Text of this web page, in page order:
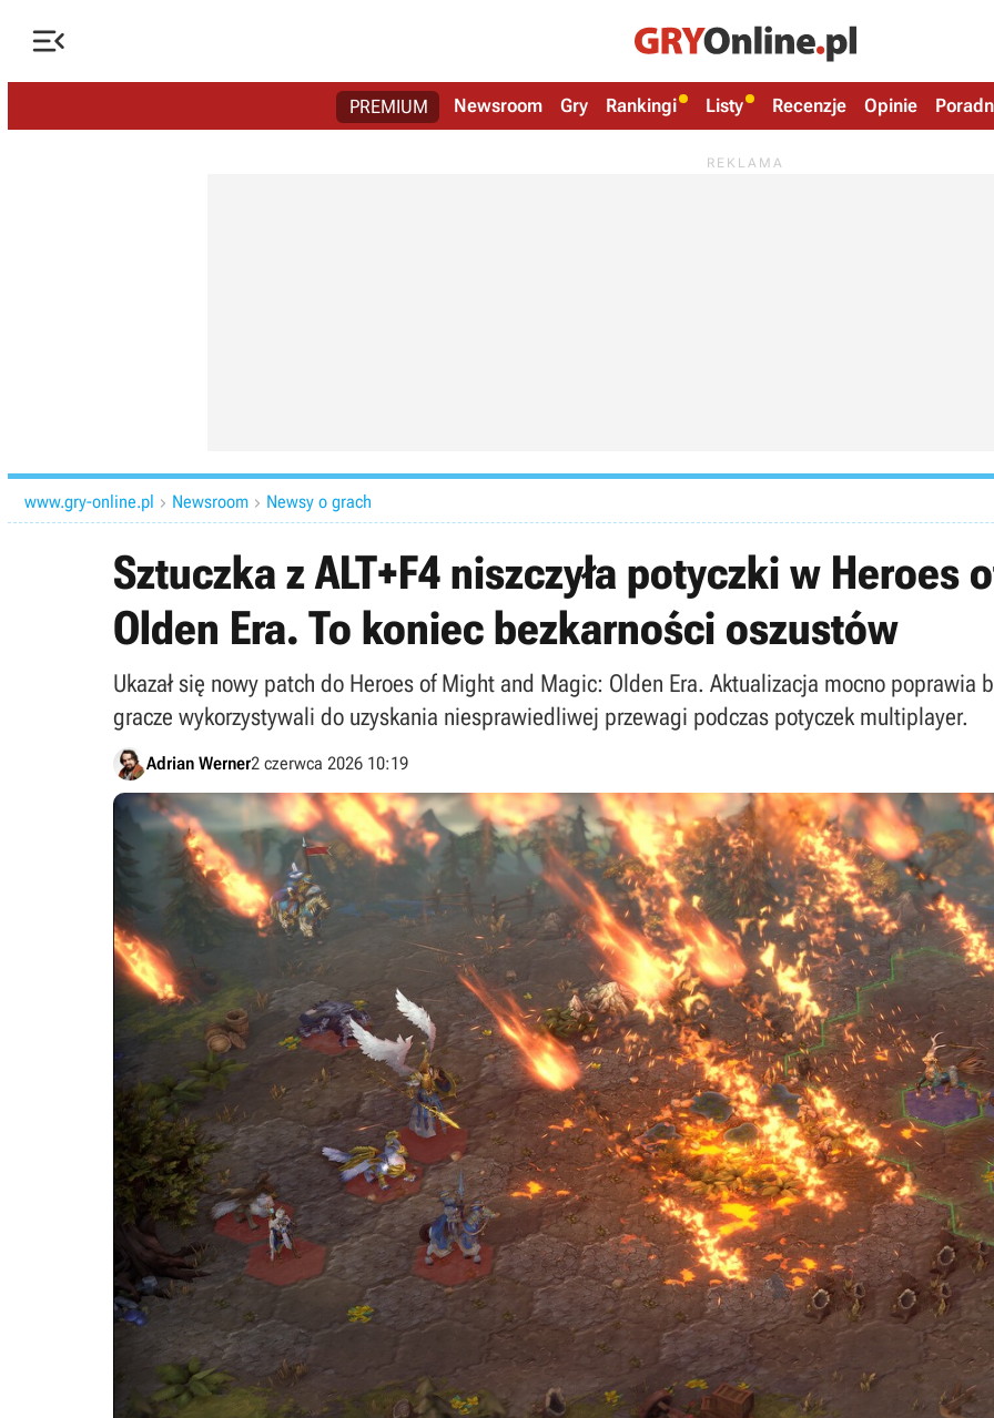

PREMIUM Newsroom Gry Rankingi Listy Recenzje Opinie
www.gry-online.pl  Newsroom  Newsy o grach
Sztuczka z ALT+F4 niszczyła potyczki w
Olden Era. To koniec bezkarności oszustów
Ukazał się nowy patch do Heroes of Might and Magic: Olden Era. Aktualizacja mocno poprawia
gracze wykorzystywali do uzyskania niesprawiedliwej przewagi podczas potyczek multiplayer.
Adrian Werner2 czerwca 2026 10:19